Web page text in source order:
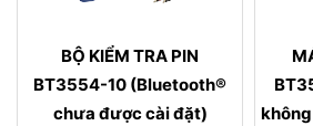
BỘ KIỂM TRA PIN
BT3554-10 (Bluetooth®
chưa được cài đặt)